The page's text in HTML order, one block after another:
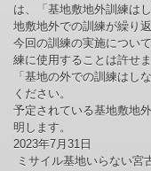
は、「基地敷地外訓練は
地敷地外での訓練が繰り
今回の訓練の実施につい
練に使用することは許せま
「基地の外での訓練はし
ください。
予定されている基地敷地
明します。
2023年7月31日
ミサイル基地いらない宮